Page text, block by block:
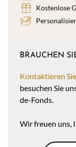
Kostenlose
BRAUCHEN
Kontaktieren
besuchen Sie
de-Fonds.
Wir freuen uns,